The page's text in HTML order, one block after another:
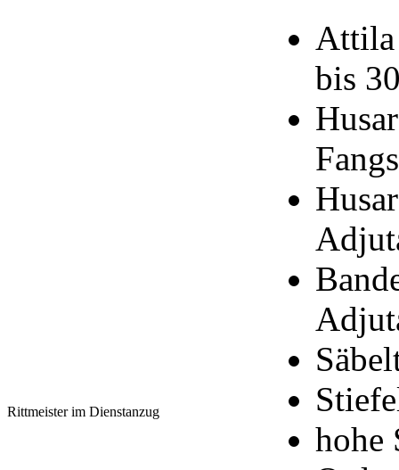
Rittmeister im Dienstanzug
Attila
bis
hohe